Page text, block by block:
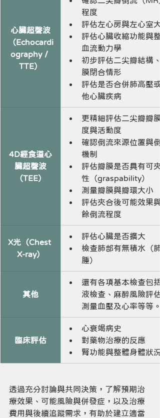
心臟超聲波
（Echocardi
ography /
TTE）
程度
評估左心房與左心室大
評估心臟收縮功能與整
血流動力學
初步評估二尖瓣結構、
膜閉合情形
評估是否合併肺高壓或
他心臟疾病
4D經食道心
臟超聲波
（TEE）
更精細評估二尖瓣瓣膜
度與活動度
確認倒流來源位置與倒
機制
評估瓣膜是否具有可夾
性（graspability）
測量瓣膜與瓣環大小
評估夾合後可能效果與
餘倒流程度
X光（Chest
X-ray）
評估心臟是否擴大
檢查肺部有無積水（肺
腫）
其他
還有各項基本檢查包括
液檢查、麻醉風險評估
測量血壓及心率等等。
臨床評估
心衰竭病史
對藥物治療的反應
腎功能與整體身體狀況
透過充分討論與共同決策，了解預期治
療效果、可能風險與併發症，以及治療
費用與後續追蹤需求，有助於建立適當